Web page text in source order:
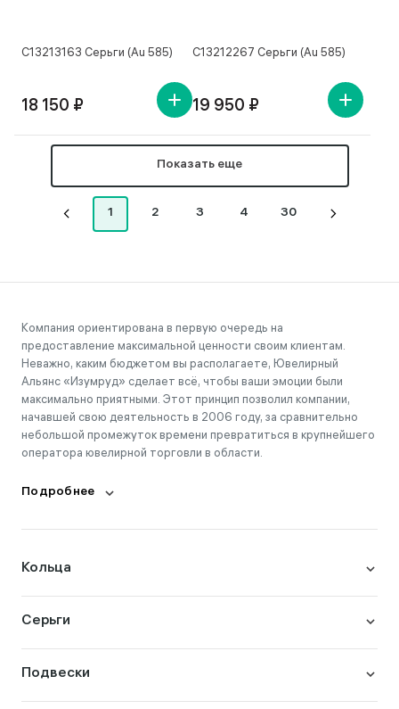
С13213163 Серьги (Au 585)
18 150 ₽
С13212267 Серьги (Au 585)
19 950 ₽
Показать еще
1 2 3 4 30
Компания ориентирована в первую очередь на
предоставление максимальной ценности своим клиентам.
Неважно, каким бюджетом вы располагаете, Ювелирный
Альянс «Изумруд» сделает всё, чтобы ваши эмоции были
максимально приятными. Этот принцип позволил компании,
начавшей свою деятельность в 2006 году, за сравнительно
небольшой промежуток времени превратиться в крупнейшего
оператора ювелирной торговли в области.
Подробнее
Кольца
Серьги
Подвески